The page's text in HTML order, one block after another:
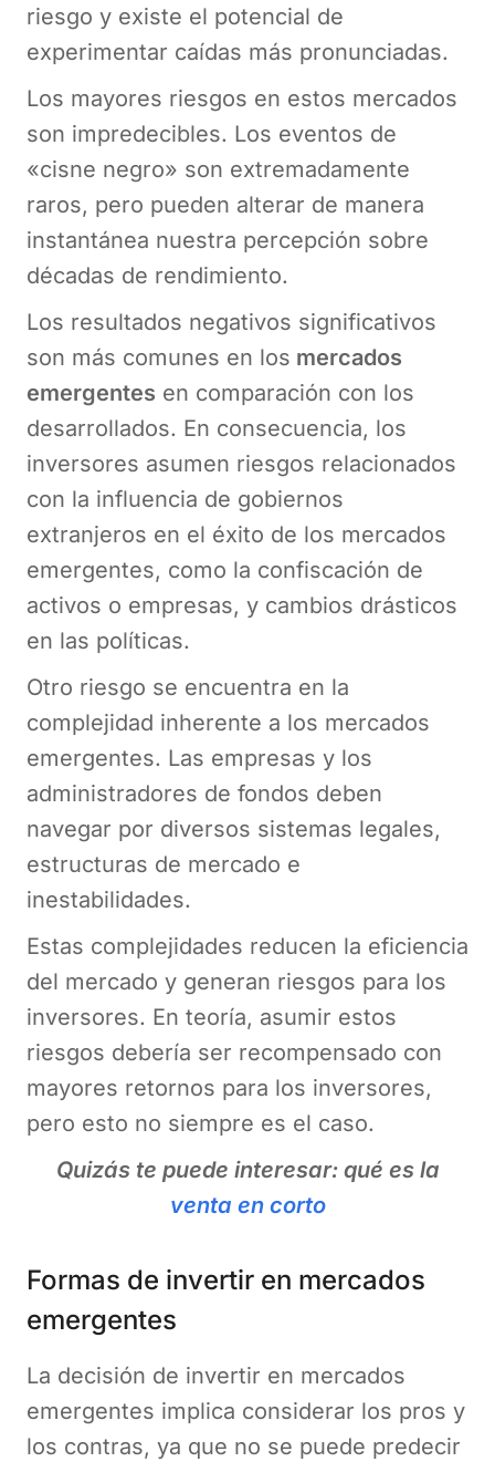
riesgo y existe el potencial de
experimentar caídas más pronunciadas.
Los mayores riesgos en estos mercados
son impredecibles. Los eventos de
«cisne negro» son extremadamente
raros, pero pueden alterar de manera
instantánea nuestra percepción sobre
décadas de rendimiento.
Los resultados negativos significativos
son más comunes en los mercados
emergentes en comparación con los
desarrollados. En consecuencia, los
inversores asumen riesgos relacionados
con la influencia de gobiernos
extranjeros en el éxito de los mercados
emergentes, como la confiscación de
activos o empresas, y cambios drásticos
en las políticas.
Otro riesgo se encuentra en la
complejidad inherente a los mercados
emergentes. Las empresas y los
administradores de fondos deben
navegar por diversos sistemas legales,
estructuras de mercado e
inestabilidades.
Estas complejidades reducen la eficiencia
del mercado y generan riesgos para los
inversores. En teoría, asumir estos
riesgos debería ser recompensado con
mayores retornos para los inversores,
pero esto no siempre es el caso.
Quizás te puede interesar: qué es la
venta en corto
Formas de invertir en mercados
emergentes
La decisión de invertir en mercados
emergentes implica considerar los pros y
los contras, ya que no se puede predecir